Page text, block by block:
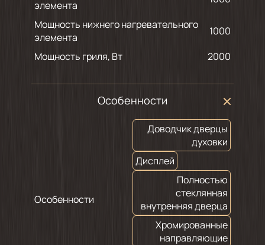
элемента
Мощность нижнего нагревательного
элемента
1000
Мощность гриля, Вт
2000
Особенности
Особенности
Доводчик дверцы
духовки
Дисплей
Полностью
стеклянная
внутренняя дверца
Хромированные
направляющие